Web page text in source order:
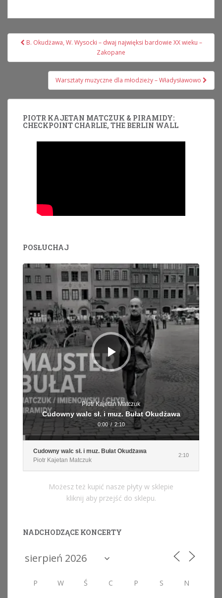
Nawigacja
B. Okudżawa, W. Wysocki – dwaj najwięksi bardowie XX wieku –
Zakopane
Warsztaty muzyczne dla młodzieży – Władysławowo
PIOTR KAJETAN MATCZUK & PIRAMIDY:
CHECKPOINT CHARLIE, THE BERLIN WALL
POSŁUCHAJ
Odtwarzacz
dźwiękowych
Piotr Kajetan Matczuk
Cudowny walc sł. i muz. Bułat Okudżawa
0:00 / 2:10
Cudowny walc sł. i muz. Bułat Okudżawa
Piotr Kajetan Matczuk
2:10
Możesz też kupić nasze płyty w sklepie
kliknij aby przejść do sklepu.
NADCHODZĄCE KONCERTY
P W Ś C P S N